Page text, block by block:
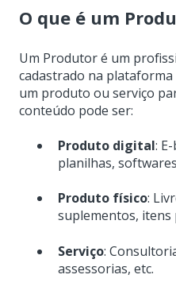
O que é um
Um Produtor é um
cadastrado na plataforma
um produto ou serviço
conteúdo pode ser:
Produto digital:
planilhas,
Produto físico:
suplementos, itens
Serviço:
assessorias, etc.